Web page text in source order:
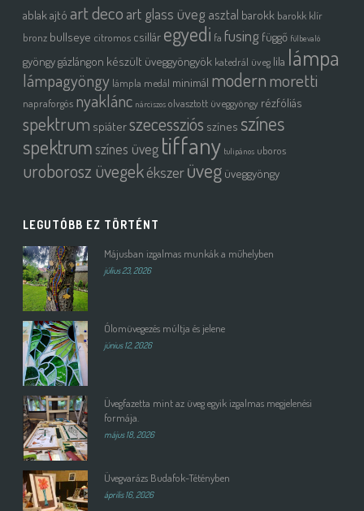
ablak ajtó art deco art glass üvegasztal barokk barokk klír
bronz bullseye citromos csillár egyedi fa fusing függő fülbevaló
gyöngygázlángon készült üveggyöngyök katedrál üveg lila lámpa
lámpagyöngy lámpla medál minimál modernmoretti
napraforgós nyaklánc nárciszos olvasztott üveggyöngy rézfóliás
spektrum spiáterszecessziós színes színes
spektrumszínes üveg tiffany tulipános uboros
uroborosz üvegekékszerüveg üveggyöngy
LEGUTÓBB EZ TÖRTÉNT
Májusban izgalmas munkák a műhelyben
július 23, 2026
Ólomüvegezés múltja és jelene
június 12, 2026
Üvegfazetta mint az üveg egyik izgalmas megjelenési
formája.
május 18, 2026
Üvegvarázs Budafok-Tétényben
április 16, 2026